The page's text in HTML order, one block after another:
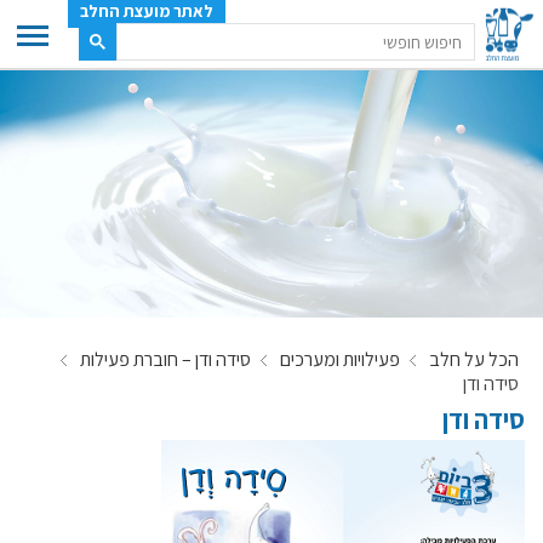
ענף החלב
מועצת החלב
משק החלב
תעשיית החלב
רשימת המחלבות
לאתר יצרני החלב
מחלקות המועצה, עיקרי עיסוקן
מפת הרפתות, הדירים והמחלבות
רשימת טלפונים – מועצת החלב
לאתר מועצת החלב
הכל על חלב פעילויות ומערכים
סידה ודן – חוברת פעילות
סידה ודן
סידה ודן